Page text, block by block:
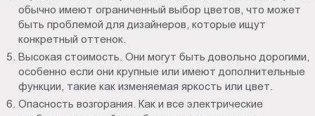
обычно имеют ограниченный выбор цветов, что может
быть проблемой для дизайнеров, которые ищут
конкретный оттенок.
Высокая стоимость. Они могут быть довольно дорогими,
особенно если они крупные или имеют дополнительные
функции, такие как изменяемая яркость или цвет.
Опасность возгорания. Как и все электрические